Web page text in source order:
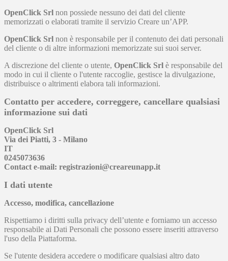
OpenClick Srl non possiede nessuno dei dati del cliente
memorizzati o elaborati tramite il servizio Creare un’APP.
OpenClick Srl non è responsabile per il contenuto dei dati personali
del cliente o di altre informazioni memorizzate sui suoi server.
A discrezione del cliente o utente, OpenClick Srl è responsabile del
modo in cui il cliente o l'utente raccoglie, gestisce la divulgazione,
distribuisce o altrimenti elabora tali informazioni.
Contatto per accedere, correggere, cancellare qualsiasi
informazione sui dati
OpenClick Srl
Via dei Piatti, 3 - Milano
IT
0245073636
Contact e-mail: registrazioni@creareunapp.it
I dati utente
Accesso, modifica, cancellazione
Rispettiamo i diritti sulla privacy dell’utente e forniamo un accesso
responsabile ai Dati Personali che possono essere inseriti attraverso
l'uso della Piattaforma.
Se l'utente desidera accedere o modificare qualsiasi altro dato